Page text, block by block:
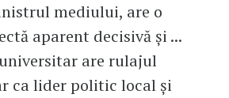
mediului, are o
aparent decisivă și ...
are rulajul
ca lider politic local și